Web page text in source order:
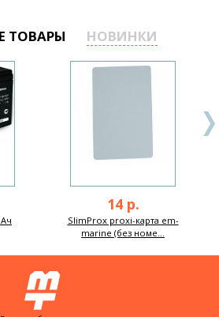
ТОВАРЫ НОВИНКИ
14 р.
SlimProx proxi-карта em-
marine (без номе...